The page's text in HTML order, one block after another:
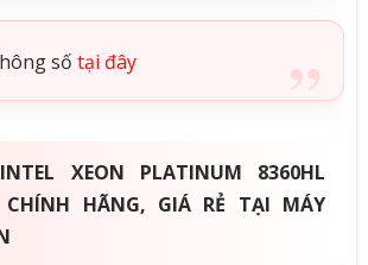
số tại đây
XEON PLATINUM 8360HL
CHÍNH HÃNG, GIÁ RẺ TẠI MÁY